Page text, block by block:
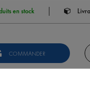
en stock
COMMANDER